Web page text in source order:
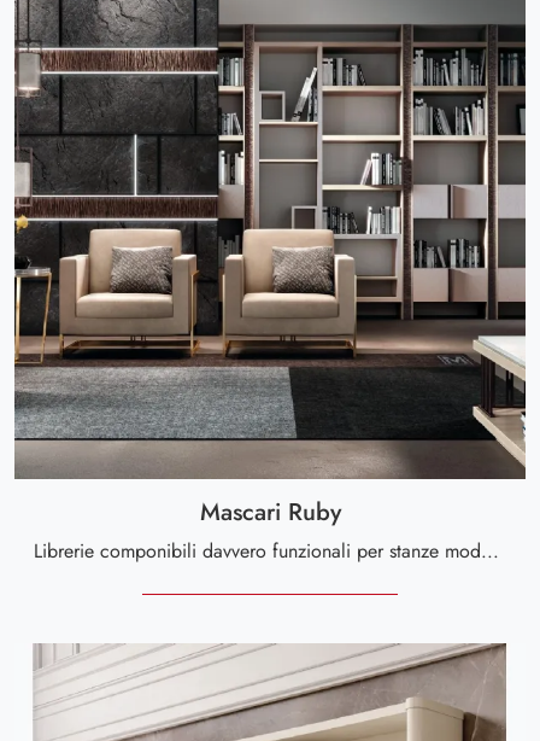
Mascari Ruby
Librerie componibili davvero funzionali per stanze moderne: scopri di più sul modello Mascari Ruby del brand Valderamobili!